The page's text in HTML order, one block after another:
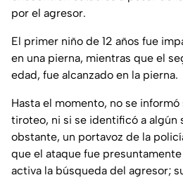
por el agresor.
El primer niño de 12 años fue
en una pierna, mientras que el
edad, fue alcanzado en la pierna.
Hasta el momento, no se
tiroteo, ni si se identificó a algún
obstante, un portavoz de la
que el ataque fue
activa la búsqueda del agresor;